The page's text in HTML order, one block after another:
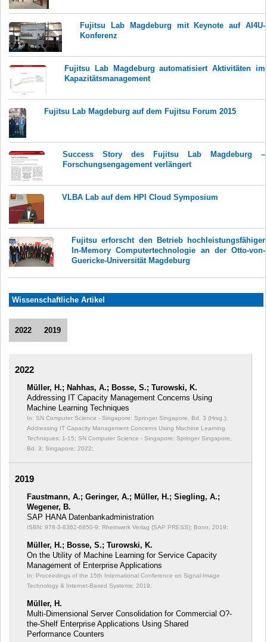
Fujitsu Lab Magdeburg mit Keynote auf AI4U-
Konferenz
Fujitsu Lab Magdeburg automatisiert Aktivitäten im
Kapazitätsmanagement
Fujitsu Lab Magdeburg auf dem Fujitsu Forum 2015
Success Story des Fujitsu Lab Magdeburg –
Forschungsengagement verlängert
VLBA Lab auf dem HPI Cloud Symposium
Fujitsu erforscht den Betrieb hochleistungsfähiger
In-Memory Computertechnologie an der Otto-von-
Guericke-Universität Magdeburg
Wissenschaftliche Artikel
2022 2019
2022
Müller, H.; Nahhas, A.; Bosse, S.; Turowski, K.
Addressing IT Capacity Management Concerns Using
Machine Learning Techniques
In: SN Computer Science - Singapore: Springer Singapore, Bd. 3 (Hrsg.):
Addressing IT Capacity Management Concerns Using Machine Learning
Techniques; 1-15; SN Computer Science - Singapore: Springer Singapore,
Bd. 3; Singapore; 2022;
2019
Faustmann, A.; Geringer, A.; Müller, H.; Siegling, A.;
Wegener, B.
SAP HANA Datenbankadministration
ISBN: 978-3-8362-6850-9; Rheinwerk Verlag (SAP PRESS); Bonn; 2019;
Müller, H.; Bosse, S.; Turowski, K.
On the Utility of Machine Learning for Service Capacity
Management of Enterprise Applications
In: Proceedings of the 15th International Conference on Signal-Image
Technology & Internet-Based Systems; 2019;
Müller, H.
Multi-Dimensional Server Consolidation for Commercial O?-
the-Shelf Enterprise Applications Using Shared
Performance Counters